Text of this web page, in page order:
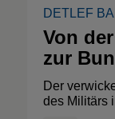
DETLEF
Von
zur
Der
des Militärs